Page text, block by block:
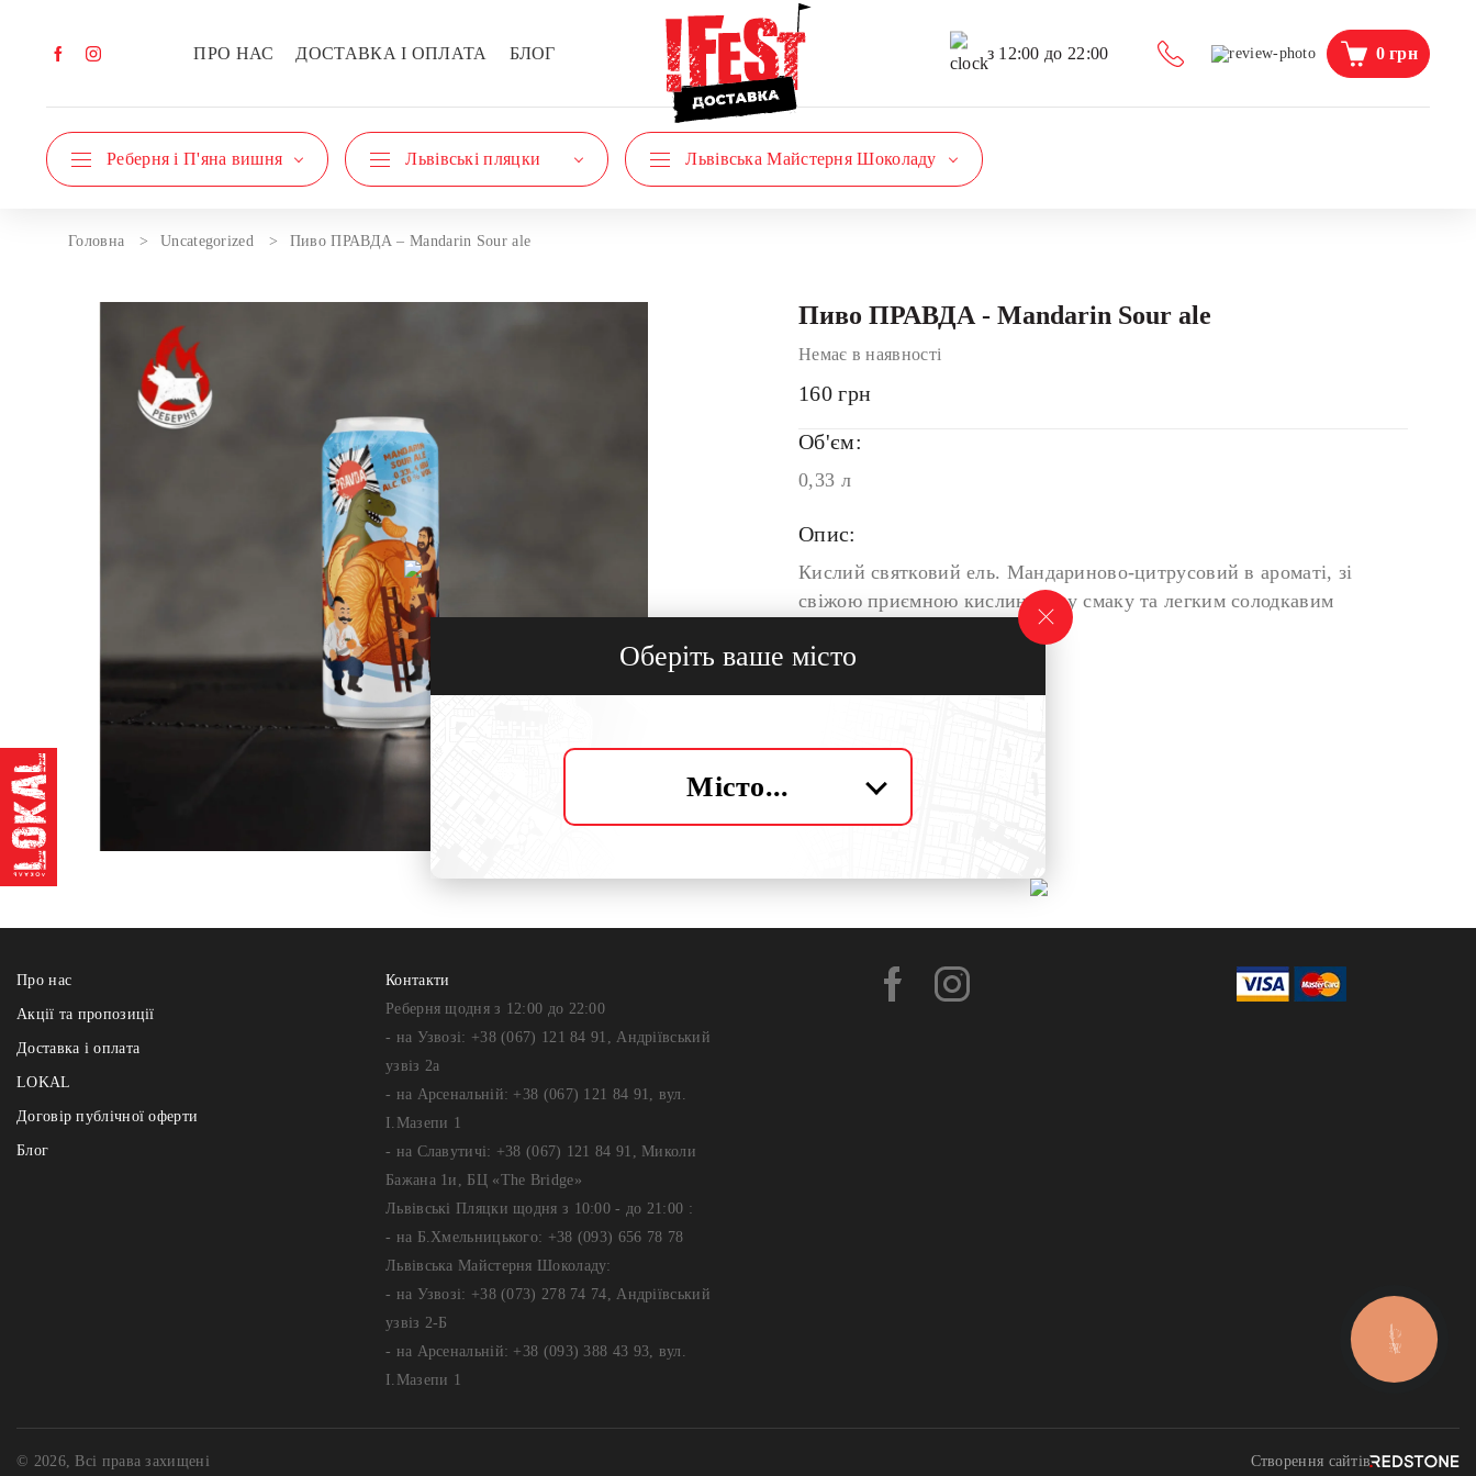
ПРО НАС ДОСТАВКА І ОПЛАТА БЛОГ з 12:00 до 22:00 0грн
Реберня і П'яна вишня Львівські пляцки Львівська Майстерня Шоколаду
Головна Uncategorized Пиво ПРАВДА – Mandarin Sour ale
Пиво ПРАВДА - Mandarin Sour ale
Немає в наявності
160 грн
Об'єм:
0,33 л
Опис:
Кислий святковий ель. Мандариново-цитрусовий в ароматі, зі
свіжою приємною кислинкою у смаку та легким солодкавим
Про нас
Акції та пропозиції
Доставка і оплата
LOKAL
Договір публічної оферти
Блог
Контакти
Реберня щодня з 12:00 до 22:00
- на Узвозі: +38 (067) 121 84 91, Андріївський
узвіз 2а
- на Арсенальній: +38 (067) 121 84 91, вул.
І.Мазепи 1
- на Славутичі: +38 (067) 121 84 91, Миколи
Бажана 1и, БЦ «The Bridge»
Львівські Пляцки щодня з 10:00 - до 21:00 :
- на Б.Хмельницького: +38 (093) 656 78 78
Львівська Майстерня Шоколаду:
- на Узвозі: +38 (073) 278 74 74, Андріївський
узвіз 2-Б
- на Арсенальній: +38 (093) 388 43 93, вул.
І.Мазепи 1
© 2026, Всі права захищені Створення сайтів REDSTONE
Оберіть ваше місто
Місто...
КНОПКА
ЗВ'ЯЗКУ